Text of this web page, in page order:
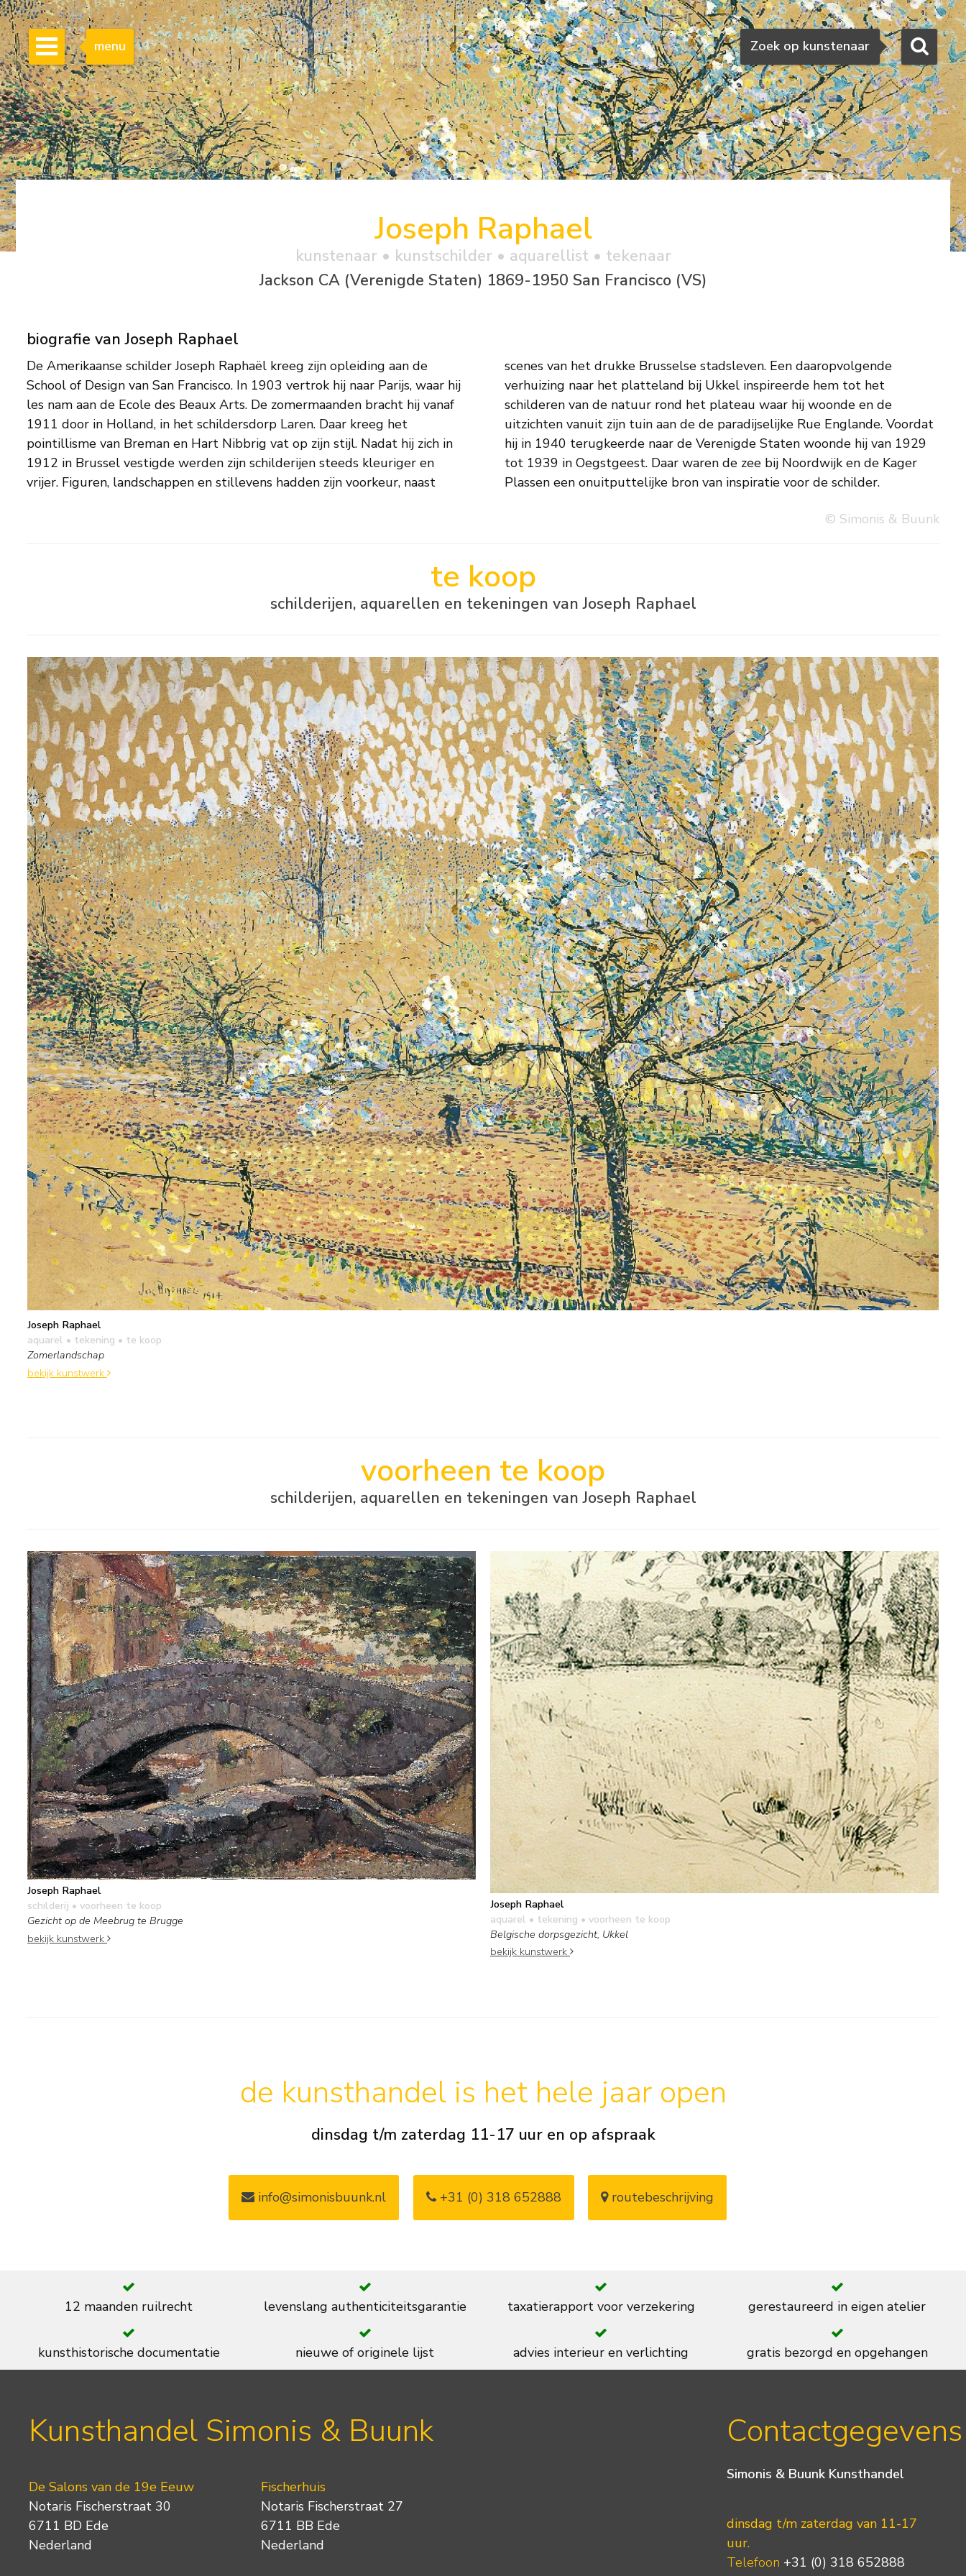
Zoeken
Zoek op kunstenaar
menu
Joseph Raphael
kunstenaar • kunstschilder • aquarellist • tekenaar
Jackson CA (Verenigde Staten) 1869-1950 San Francisco (VS)
biografie van Joseph Raphael
De Amerikaanse schilder Joseph Raphaël kreeg zijn opleiding aan de
School of Design van San Francisco. In 1903 vertrok hij naar Parijs, waar hij
les nam aan de Ecole des Beaux Arts. De zomermaanden bracht hij vanaf
1911 door in Holland, in het schildersdorp Laren. Daar kreeg het
pointillisme van Breman en Hart Nibbrig vat op zijn stijl. Nadat hij zich in
1912 in Brussel vestigde werden zijn schilderijen steeds kleuriger en
vrijer. Figuren, landschappen en stillevens hadden zijn voorkeur, naast
scenes van het drukke Brusselse stadsleven. Een daaropvolgende
verhuizing naar het platteland bij Ukkel inspireerde hem tot het
schilderen van de natuur rond het plateau waar hij woonde en de
uitzichten vanuit zijn tuin aan de de paradijselijke Rue Englande. Voordat
hij in 1940 terugkeerde naar de Verenigde Staten woonde hij van 1929
tot 1939 in Oegstgeest. Daar waren de zee bij Noordwijk en de Kager
Plassen een onuitputtelijke bron van inspiratie voor de schilder.
© Simonis & Buunk
te koop
schilderijen, aquarellen en tekeningen van Joseph Raphael
Joseph Raphael
aquarel • tekening • te koop
Zomerlandschap
bekijk kunstwerk
voorheen te koop
schilderijen, aquarellen en tekeningen van Joseph Raphael
Joseph Raphael
schilderij • voorheen te koop
Gezicht op de Meebrug te Brugge
bekijk kunstwerk
Joseph Raphael
aquarel • tekening • voorheen te koop
Belgische dorpsgezicht, Ukkel
bekijk kunstwerk
de kunsthandel is het hele jaar open
dinsdag t/m zaterdag 11-17 uur en op afspraak
info@simonisbuunk.nl +31 (0) 318 652888 routebeschrijving
12 maanden ruilrecht levenslang authenticiteitsgarantie taxatierapport voor verzekering gerestaureerd in eigen atelier
kunsthistorische documentatie nieuwe of originele lijst advies interieur en verlichting gratis bezorgd en opgehangen
Kunsthandel Simonis & Buunk
De Salons van de 19e Eeuw
Notaris Fischerstraat 30
6711 BD Ede
Nederland
Fischerhuis
Notaris Fischerstraat 27
6711 BB Ede
Nederland
Contactgegevens
Simonis & Buunk Kunsthandel
dinsdag t/m zaterdag van 11-17
uur.
Telefoon +31 (0) 318 652888